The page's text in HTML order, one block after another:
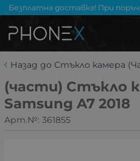
Безплатна доставка! При
Назад до Стъкло камера
(части) Стъкло
Samsung A7 2018
Арт.№: 361855